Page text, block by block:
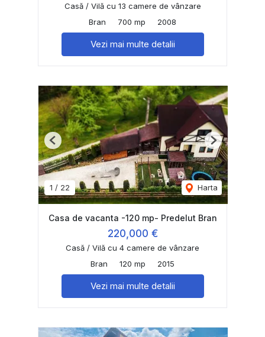
Casă / Vilă cu 13 camere de vânzare
Bran
700 mp 2008
Vezi mai multe detalii
1 / 22 Harta
Previous Next
Casa de vacanta -120 mp- Predelut Bran
220,000 €
Casă / Vilă cu 4 camere de vânzare
Bran
120 mp 2015
Vezi mai multe detalii